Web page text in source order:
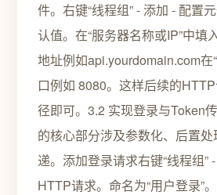
件。右键“线程组” - 添加 - 配置
认值。在“服务器名称或IP”中填
地址例如api.yourdomain.com在
口例如 8080。这样后续的
径即可。3.2 实现登录与Token
的核心部分涉及参数化、后置
递。添加登录请求右键“线程组”
HTTP请求。命名为“用户登录”